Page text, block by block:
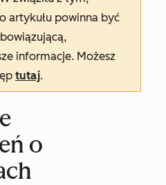
artykułu powinna być
informacje. Możesz
tutaj.
o